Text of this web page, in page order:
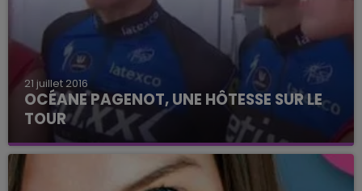
21 juillet 2016
OCÉANE PAGENOT, UNE HÔTESSE SUR LE
TOUR